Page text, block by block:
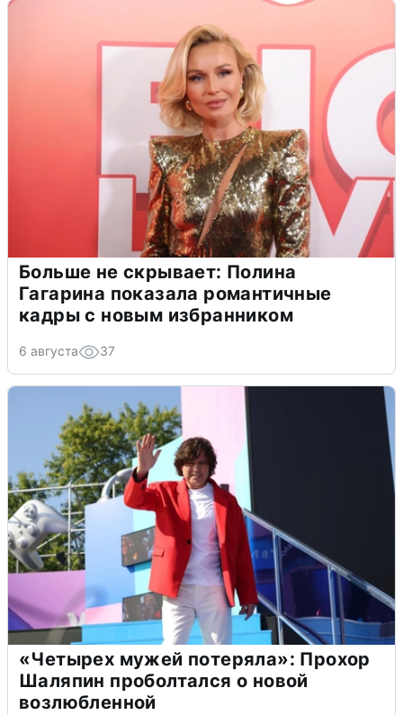
Больше не скрывает: Полина
Гагарина показала романтичные
кадры с новым избранником
6 августа 37
«Четырех мужей потеряла»: Прохор
Шаляпин проболтался о новой
возлюбленной